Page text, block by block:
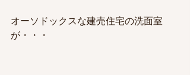
オーソドックスな建売住宅の洗面室
が・・・